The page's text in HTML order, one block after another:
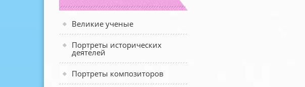
Великие ученые
Портреты исторических
деятелей
Портреты композиторов